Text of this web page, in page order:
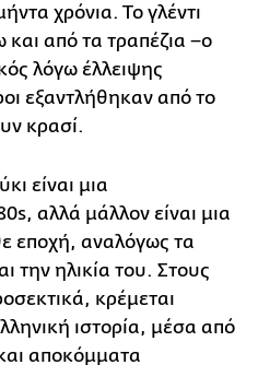
χρόνια. Το γλέντι
και από τα τραπέζια −ο
λόγω έλλειψης
εξαντλήθηκαν από το
κρασί.
είναι μια
αλλά μάλλον είναι μια
εποχή, αναλόγως τα
την ηλικία του. Στους
κρέμεται
ιστορία, μέσα από
αποκόμματα